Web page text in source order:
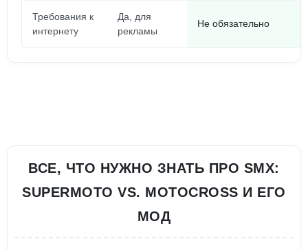
Требования к
интернету
Да, для
рекламы
Не обязательно
ВСЕ, ЧТО НУЖНО ЗНАТЬ ПРО SMX:
SUPERMOTO VS. MOTOCROSS И ЕГО
МОД